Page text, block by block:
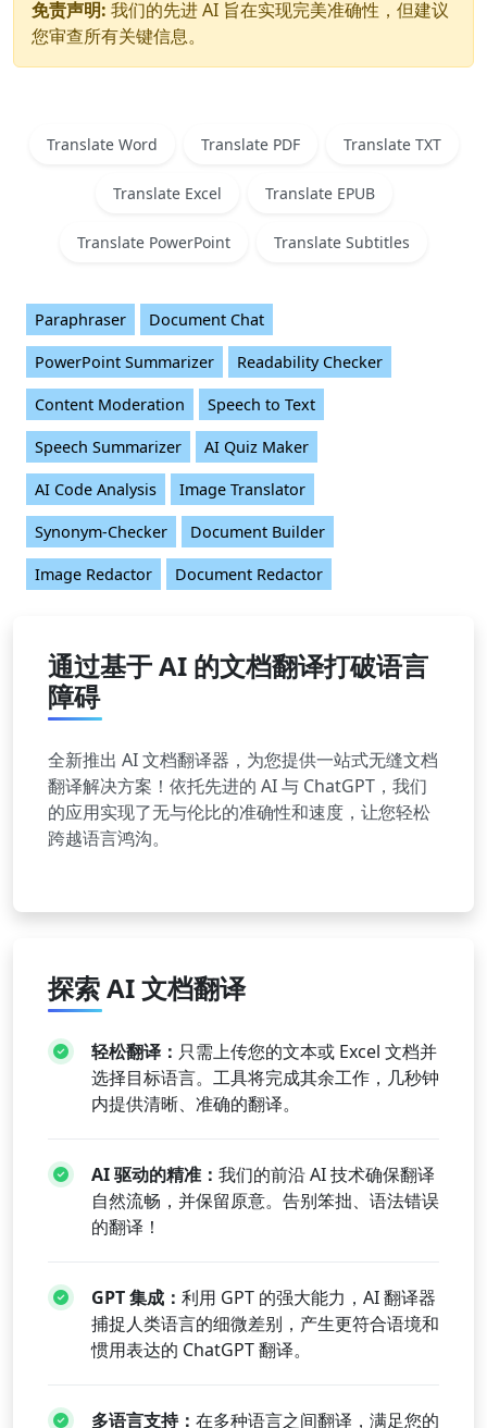
免责声明: 我们的先进 AI 旨在实现完美准确性，但建议
您审查所有关键信息。
Translate Word Translate PDF Translate TXT
Translate Excel Translate EPUB
Translate PowerPoint Translate Subtitles
Paraphraser Document Chat
PowerPoint Summarizer Readability Checker
Content Moderation Speech to Text
Speech Summarizer AI Quiz Maker
AI Code Analysis Image Translator
Synonym-Checker Document Builder
Image Redactor Document Redactor
通过基于 AI 的文档翻译打破语言
障碍
全新推出 AI 文档翻译器，为您提供一站式无缝文档
翻译解决方案！依托先进的 AI 与 ChatGPT，我们
的应用实现了无与伦比的准确性和速度，让您轻松
跨越语言鸿沟。
探索 AI 文档翻译
轻松翻译： 只需上传您的文本或 Excel 文档并
选择目标语言。工具将完成其余工作，几秒钟
内提供清晰、准确的翻译。
AI 驱动的精准： 我们的前沿 AI 技术确保翻译
自然流畅，并保留原意。告别笨拙、语法错误
的翻译！
GPT 集成： 利用 GPT 的强大能力，AI 翻译器
捕捉人类语言的细微差别，产生更符合语境和
惯用表达的 ChatGPT 翻译。
多语言支持： 在多种语言之间翻译，满足您的